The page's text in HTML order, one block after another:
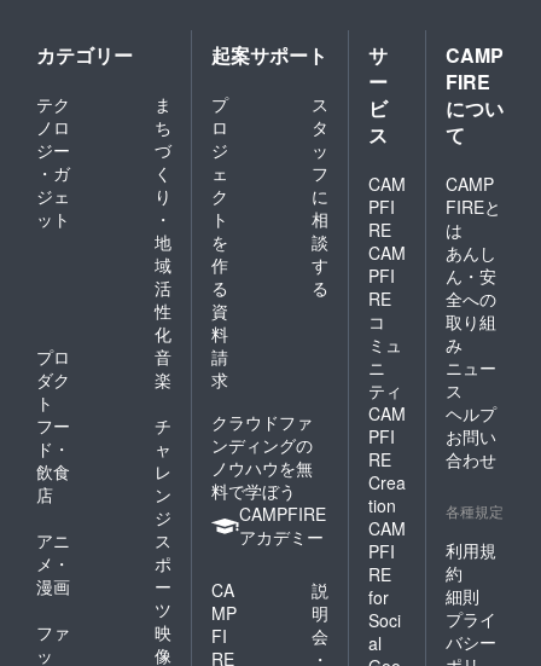
カテゴリー
テク
ノロ
ジー
・ガ
ジェ
ット
ま
ち
づ
く
り
・
地
域
活
性
化
プロ
ダク
ト
音
楽
フー
ド・
飲食
店
チ
ャ
レ
ン
ジ
アニ
メ・
漫画
ス
ポ
ー
ツ
ファ
ッ
映
像
起案サポート
プ
ロ
ジ
ェ
ク
ト
を
作
る
ス
タ
ッ
フ
に
相
談
す
る
資
料
請
求
クラウドファ
ンディングの
ノウハウを無
料で学ぼう
CAMPFIRE
アカデミー
CA
MP
FI
RE
説
明
会
・
サ
ー
ビ
ス
CAM
PFI
RE
CAM
PFI
RE
コ
ミュ
ニ
ティ
CAM
PFI
RE
Crea
tion
CAM
PFI
RE
for
Soci
al
CAMP
FIRE
につい
て
CAMP
FIREと
は
あんし
ん・安
全への
取り組
み
ニュー
ス
ヘルプ
お問い
合わせ
各種規定
利用規
約
細則
プライ
バシー